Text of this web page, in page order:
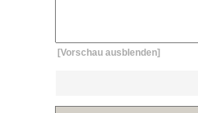
[Vorschau ausblenden]